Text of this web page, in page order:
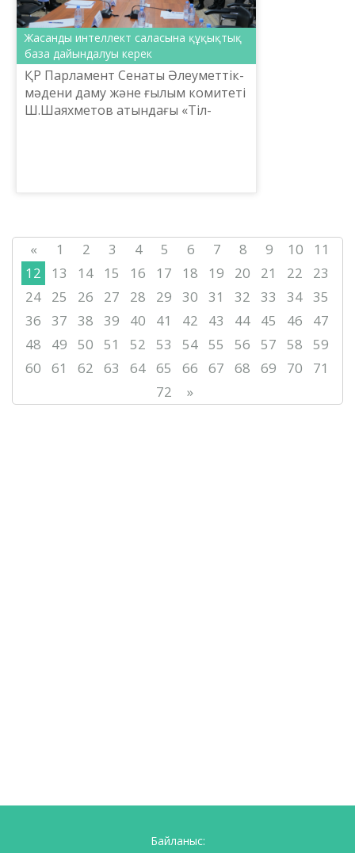
Жасанды интеллект саласына құқықтық
база дайындалуы керек
ҚР Парламент Сенаты Әлеуметтік-
мәдени даму және ғылым комитеті
Ш.Шаяхметов атындағы «Тіл-
« 1 2 3 4 5 6 7 8 9 10
11
12
13 14 15 16 17 18 19 20 21 22
23
24
25 26 27 28 29 30 31 32 33 34 35
36
37 38 39 40 41 42 43 44 45 46
47
48
49 50 51 52 53 54 55 56 57 58
59
60
61 62 63 64 65 66 67 68 69 70
71
72
»
Байланыс: